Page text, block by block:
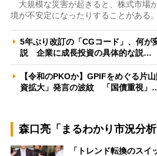
大規模な災害が起きると、株式市場
境が不安定になったりすることがある
5年ぶり改訂の「CGコード」、何が
説 企業に成長投資の具体的な説…
【令和のPKOか】GPIFをめぐる片
資拡大」発言の波紋 「国債重視」
森口亮「まるわかり市況分析
「トレンド転換のス